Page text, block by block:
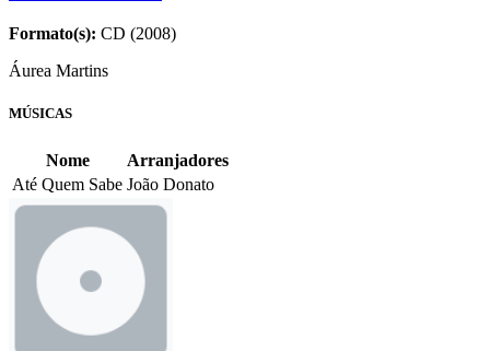
Formato(s): CD (2008)
Áurea Martins
MÚSICAS
Nome
Arranjadores
Até Quem Sabe João Donato